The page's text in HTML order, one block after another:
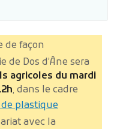
de façon
Dos d’Âne sera
agricoles du mardi
, dans le cadre
plastique
avec la